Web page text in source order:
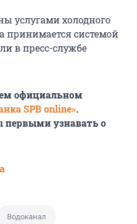
услугами холодного
принимается системой
в пресс-службе
официальном
SPB online».
первыми узнавать о
Водоканал